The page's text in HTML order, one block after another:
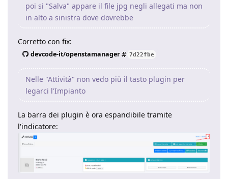
poi si "Salva" appare il file jpg negli allegati ma non
in alto a sinistra dove dovrebbe
Corretto con fix:
devcode-it/openstamanager 7d22fbe
Nelle "Attività" non vedo più il tasto plugin per
legarci l'Impianto
La barra dei plugin è ora espandibile tramite
l'indicatore: